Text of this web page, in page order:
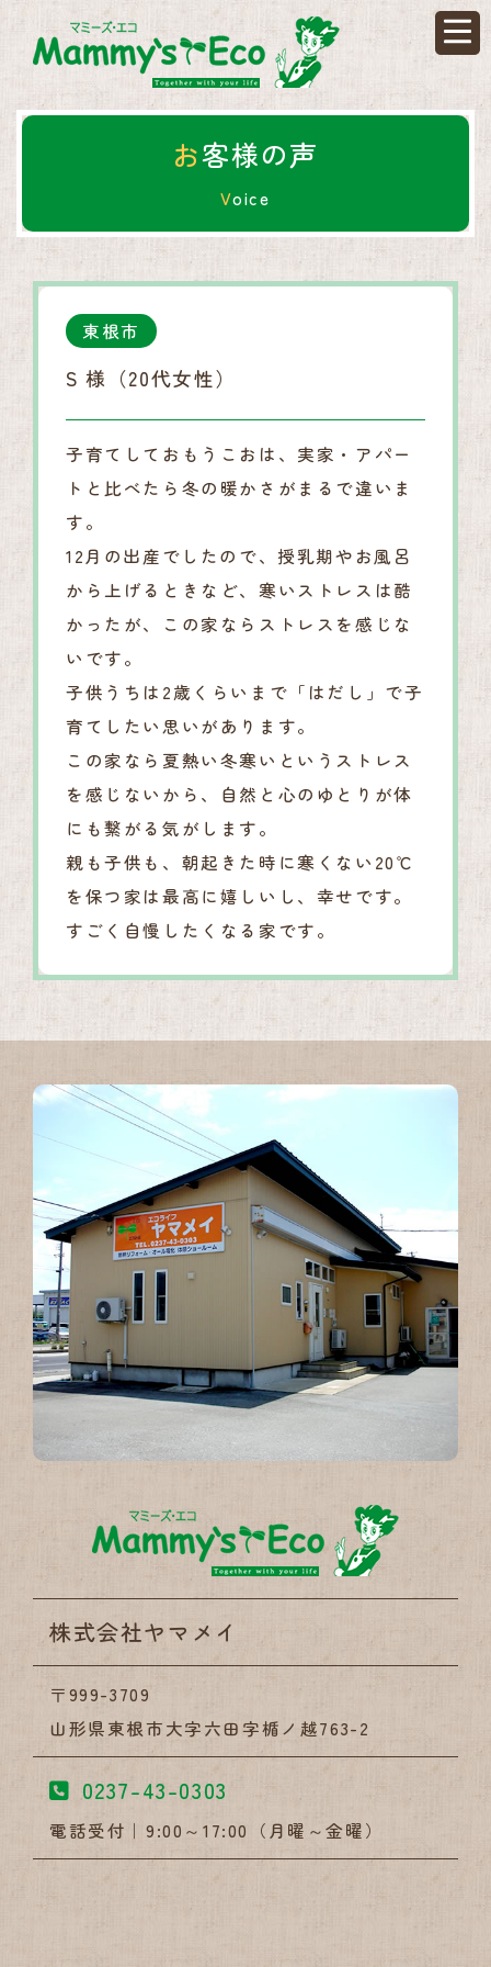
お客様
お客様の声
Voice
東根市
S 様（20代女性）
子育てしておもうこおは、実家・アパー
トと比べたら冬の暖かさがまるで違いま
す。
12月の出産でしたので、授乳期やお風呂
から上げるときなど、寒いストレスは酷
かったが、この家ならストレスを感じな
いです。
子供うちは2歳くらいまで「はだし」で子
育てしたい思いがあります。
この家なら夏熱い冬寒いというストレス
を感じないから、自然と心のゆとりが体
にも繋がる気がします。
親も子供も、朝起きた時に寒くない20℃
を保つ家は最高に嬉しいし、幸せです。
すごく自慢したくなる家です。
株式会社
株式会社ヤマメイ
〒999-3709
山形県東根市大字六田字楯ノ越763-2
0237-43-0303
電話受付｜9:00～17:00（月曜～金曜）